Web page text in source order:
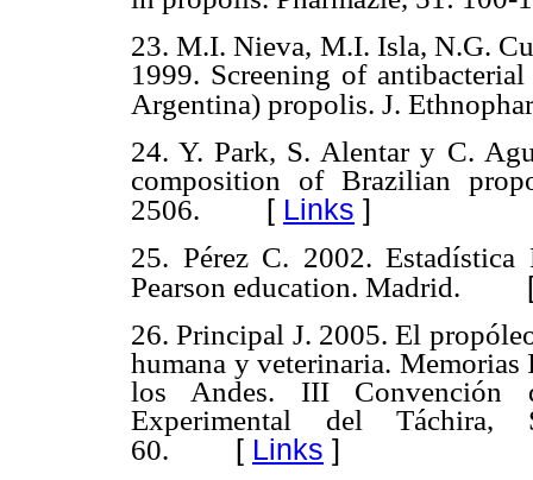
23. M.I. Nieva, M.I. Isla, N.G.
1999. Screening of
Argentina) propolis. J.
24. Y. Park, S. Alentar y C.
composition of Brazilian
2506. [ Links ]
25. Pérez C. 2002. Estadística
Pearson education. Madrid.
26. Principal J. 2005. El
humana y veterinaria.
los Andes. III Convención
Experimental del Táchira,
60. [ Links ]